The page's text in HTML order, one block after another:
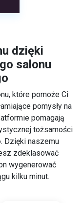
dzięki
salonu
które pomoże Ci
pomysły na
pomagają
tożsamości
Dzięki naszemu
zdeklasować
wygenerować
kilku minut.